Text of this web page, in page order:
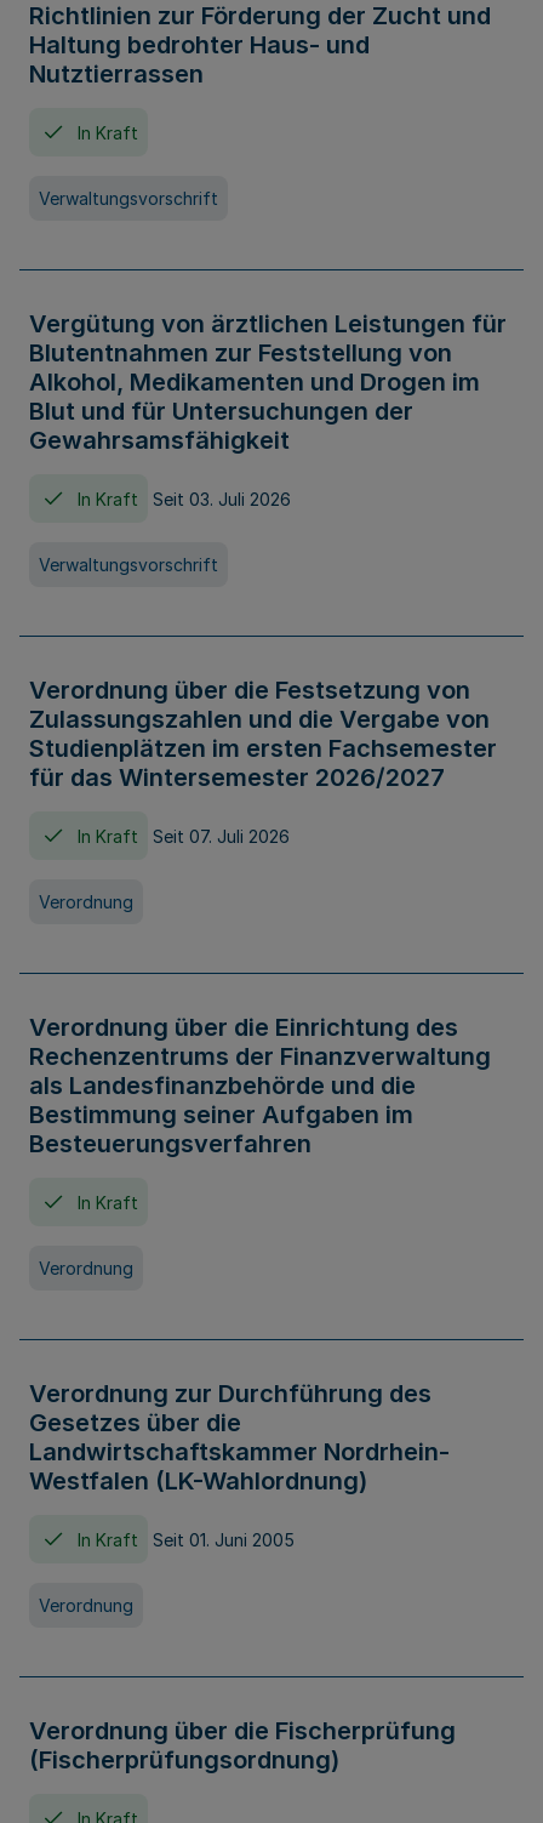
Richtlinien zur Förderung der Zucht und
Haltung bedrohter Haus- und
Nutztierrassen
In Kraft
Verwaltungsvorschrift
Vergütung von ärztlichen Leistungen für
Blutentnahmen zur Feststellung von
Alkohol, Medikamenten und Drogen im
Blut und für Untersuchungen der
Gewahrsamsfähigkeit
In Kraft Seit 03. Juli 2026
Verwaltungsvorschrift
Verordnung über die Festsetzung von
Zulassungszahlen und die Vergabe von
Studienplätzen im ersten Fachsemester
für das Wintersemester 2026/2027
In Kraft Seit 07. Juli 2026
Verordnung
Verordnung über die Einrichtung des
Rechenzentrums der Finanzverwaltung
als Landesfinanzbehörde und die
Bestimmung seiner Aufgaben im
Besteuerungsverfahren
In Kraft
Verordnung
Verordnung zur Durchführung des
Gesetzes über die
Landwirtschaftskammer Nordrhein-
Westfalen (LK-Wahlordnung)
In Kraft Seit 01. Juni 2005
Verordnung
Verordnung über die Fischerprüfung
(Fischerprüfungsordnung)
In Kraft